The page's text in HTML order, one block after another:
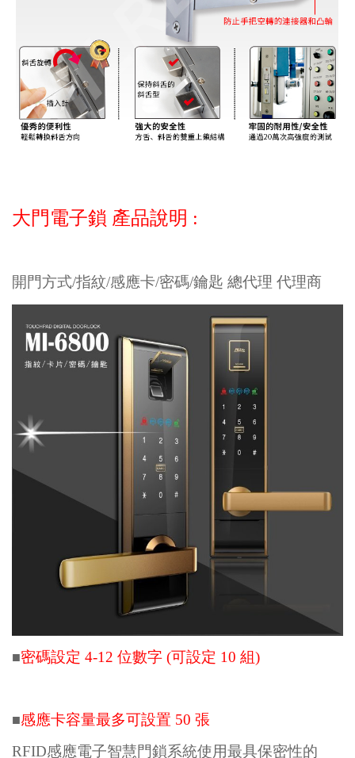
大門電子鎖 產品說明 :
開門方式/指紋/感應卡/密碼/鑰匙 總代理 代理商
■密碼設定 4-12 位數字 (可設定 10 組)
■感應卡容量最多可設置 50 張
RFID感應電子智慧門鎖系統使用最具保密性的